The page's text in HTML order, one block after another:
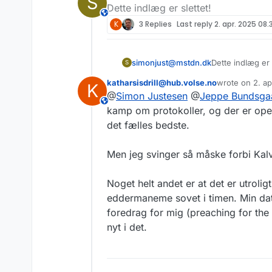
istedet for
Hverken
som mit digitale
derfor svært at
Anders Lemke-
ActivityPub som
Podcasten
@ folkefoderation
This user is from outside of this forum
Dette indlæg er slettet!
K 3 Replies Last reply2. apr. 2025
S simonjust@mstdn.dkDette indlæg er
K This user is from outside of this forum
katharsisdrill@hub.volse.nowrote on 2.
sidst
@Simon Justesen @Jeppe
kamp om protokoller, og der er
det fælles bedste.
Men jeg svinger så måske forbi
Noget helt andet er at det er
eddermaneme sovet i timen. Min
foredrag for mig (preaching for
nyt i det.